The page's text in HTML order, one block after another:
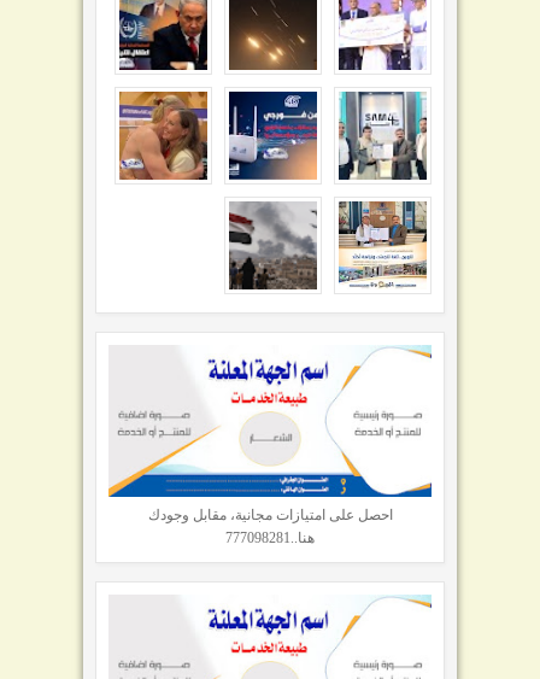
احصل على امتيازات مجانية، مقابل وجودك
هنا..777098281